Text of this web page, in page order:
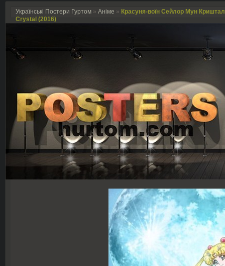
Українські Постери Гуртом » Аніме » Красуня-воїн Сейлор Мун
Crystal (2016)